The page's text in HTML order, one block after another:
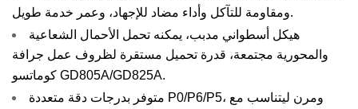
ومقاومة للتآكل وأداء مضاد للإجهاد، وعمر خدمة طويل.
هيكل أسطواني مدبب، يمكنه تحمل الأحمال الشعاعية
والمحورية مجتمعة، قدرة تحميل مستقرة لظروف عمل جرافة
كوماتسو GD805A/GD825A.
متوفر بدرجات دقة متعددة P0/P6/P5، ومرن ليتناسب مع